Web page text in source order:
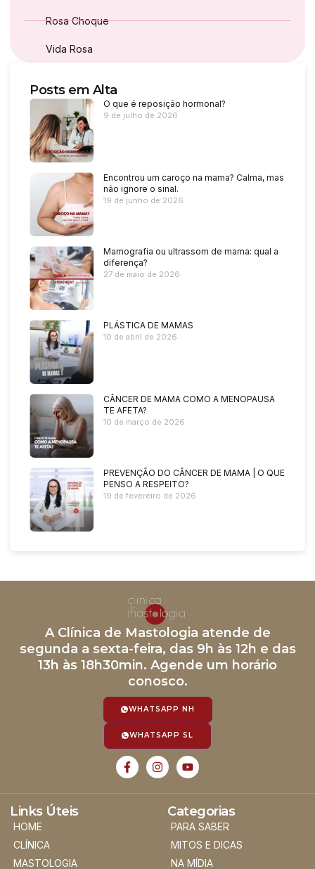
Rosa Choque
Vida Rosa
Posts em Alta
O que é reposição hormonal?
9 de julho de 2026
Encontrou um caroço na mama? Calma, mas
não ignore o sinal.
19 de junho de 2026
Mamografia ou ultrassom de mama: qual a
diferença?
27 de maio de 2026
PLÁSTICA DE MAMAS
10 de abril de 2026
CÂNCER DE MAMA COMO A MENOPAUSA
TE AFETA?
10 de março de 2026
PREVENÇÃO DO CÂNCER DE MAMA | O QUE
PENSO A RESPEITO?
19 de fevereiro de 2026
A Clínica de Mastologia atende de
segunda a sexta-feira, das 9h às 12h e das
13h às 18h30min. Agende um horário
conosco.
WHATSAPP NH
WHATSAPP SL
Links Úteis
HOME
CLÍNICA
MASTOLOGIA
Categorias
PARA SABER
MITOS E DICAS
NA MÍDIA